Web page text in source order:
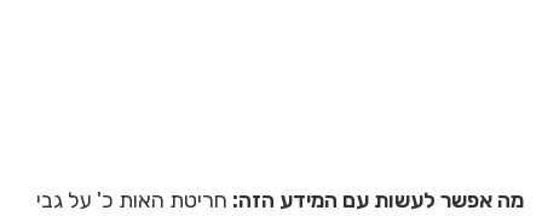
מה אפשר לעשות עם המידע הזה: חריטת האות כ' על גבי